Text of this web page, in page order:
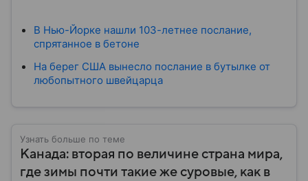
В Нью-Йорке нашли 103-летнее послание,
спрятанное в бетоне
На берег США вынесло послание в бутылке от
любопытного швейцарца
Узнать больше по теме
Канада: вторая по величине страна мира,
где зимы почти такие же суровые, как в